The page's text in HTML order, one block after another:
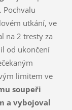
Pochvalu
utkání, ve
na 2 tresty za
od ukončení
limitem ve
soupeři
a vybojoval